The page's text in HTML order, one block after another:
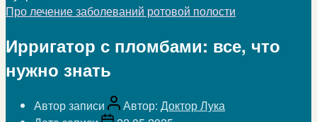
Про лечение заболеваний ротовой полости
Ирригатор с пломбами: все, что
нужно знать
Автор записи Автор: Доктор Лука